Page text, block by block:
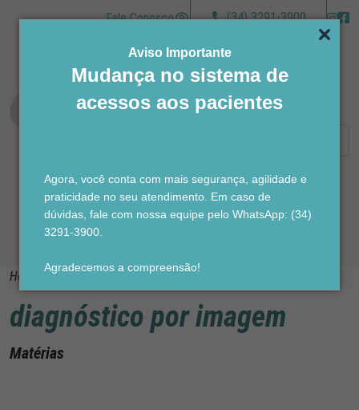
Aviso Importante
Mudança no sistema de
acessos aos pacientes
Agora, você conta com mais segurança, agilidade e
praticidade no seu atendimento. Em caso de
dúvidas, fale com nossa equipe pelo WhatsApp: (34)
3291-3900.
Agradecemos a compreensão!
Fale Conosco (34) 3291-3900
Home > diagnóstico por imagem
diagnóstico por imagem
Matérias